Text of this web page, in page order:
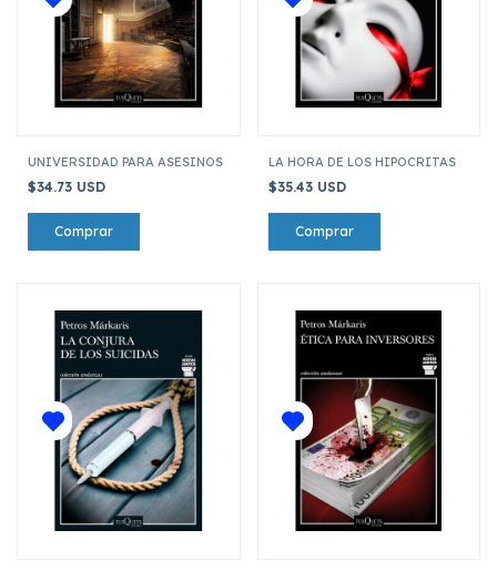
UNIVERSIDAD PARA ASESINOS
$34.73 USD
LA HORA DE LOS HIPOCRITAS
$35.43 USD